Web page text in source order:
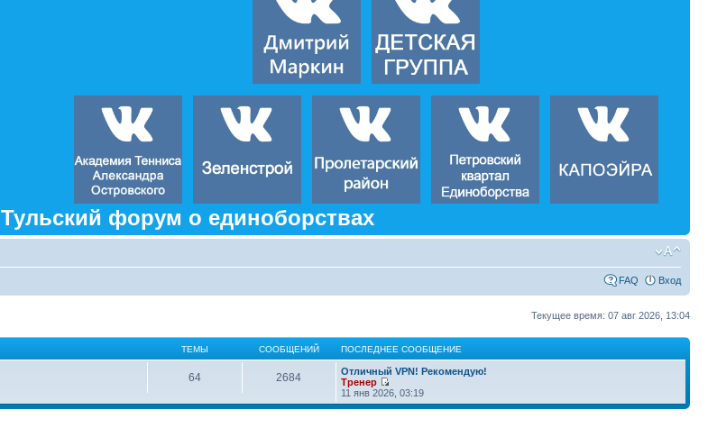
Тульский форум о единоборствах
FAQ Вход
Текущее время: 07 авг 2026, 13:04
ТЕМЫ СООБЩЕНИЙ ПОСЛЕДНЕЕ СООБЩЕНИЕ
64 2684
Отличный VPN! Рекомендую!
Тренер
11 янв 2026, 03:19